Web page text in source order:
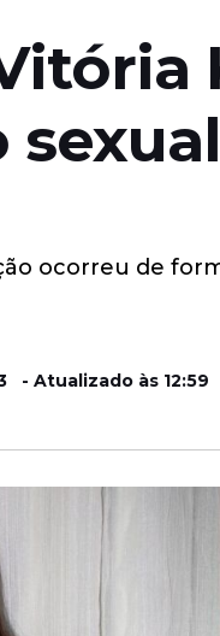
ocorreu de
- Atualizado às 12:59